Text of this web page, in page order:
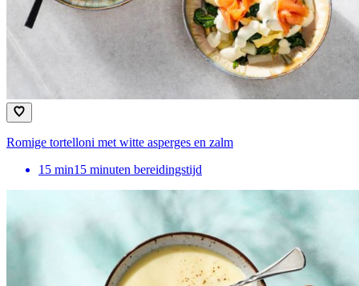
Romige tortelloni met witte asperges en zalm
15 min15 minuten bereidingstijd